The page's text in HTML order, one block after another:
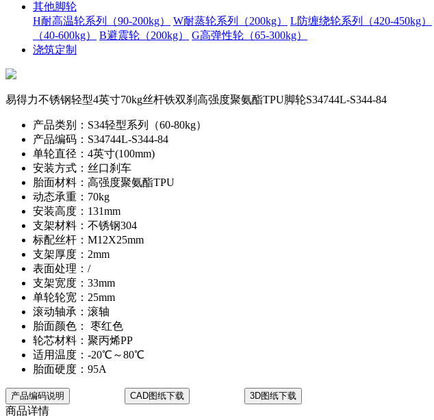
其他脚轮
H耐高温轮系列（90-200kg）
W耐蒸轮系列（200kg） L防缠绕轮系列（420-450kg）
（40-600kg）
B避震轮（200kg）
G高弹性轮（65-300kg）
浇筑定制
易得力不锈钢轻型4英寸70kg丝杆铁双刹高强度聚氨酯TPU脚轮S34744L-S344-84
产品类别：S34轻型系列（60-80kg）
产品编码：S34744L-S344-84
单轮直径：4英寸(100mm)
安装方式：丝口刹车
胎面材料：高强度聚氨酯TPU
动态承重：70kg
安装高度：131mm
支架材料：不锈钢304
标配丝杆：M12X25mm
支架厚度：2mm
表面处理：/
支架宽度：33mm
单轮轮宽：25mm
滚动轴承：滚轴
胎面颜色： 枣红色
轮芯材料：聚丙烯PP
适用温度：-20℃～80℃
胎面硬度：95A
产品编码说明 CAD图纸下载 3D图纸下载
商品详情